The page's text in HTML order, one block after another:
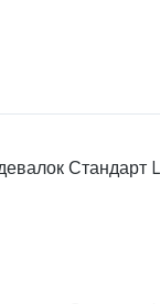
Стандарт